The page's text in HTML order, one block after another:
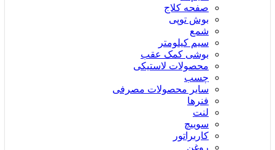
صفحه کلاج
بوش توپی
شمع
سیم کیلومتر
بوشی کمک عقب
محصولات لاستیکی
چسب
سایر محصولات مصرفی
فنرها
لنت
سوییچ
کاربراتور
روغن